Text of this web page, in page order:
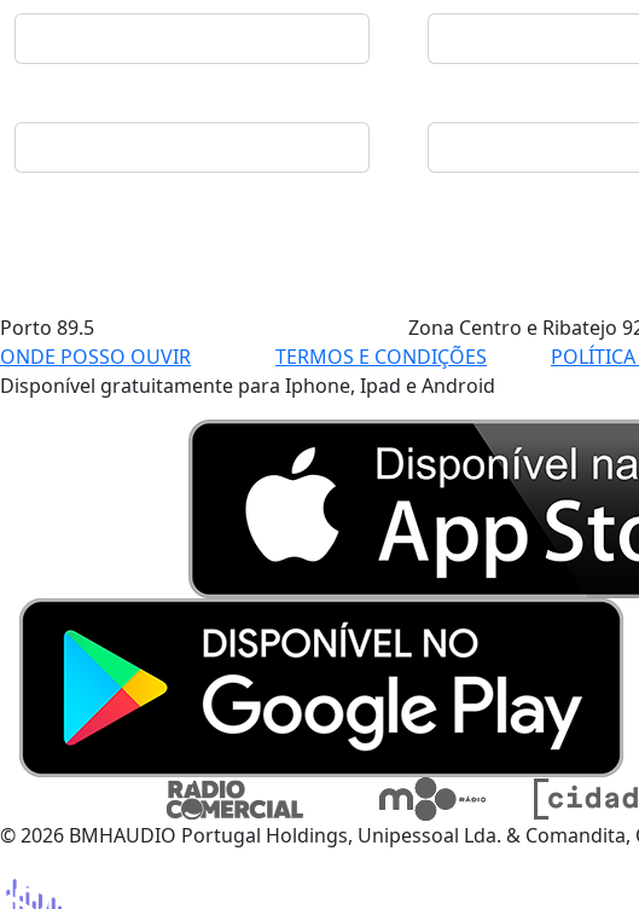
Porto 89.5 Zona Centro e Ribatejo
ONDE POSSO OUVIR
TERMOS E CONDIÇÕES
Disponível gratuitamente para Iphone, Ipad e Android
© 2026 BMHAUDIO Portugal Holdings, Unipessoal Lda. &